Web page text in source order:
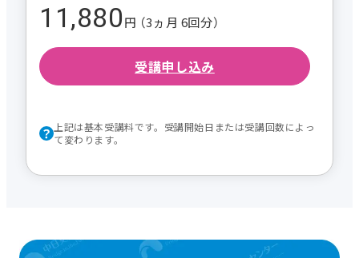
11,880円 （3ヵ月 6回分）
受講申し込み
上記は基本受講料です。受講開始日または受講回数によっ
て変わります。